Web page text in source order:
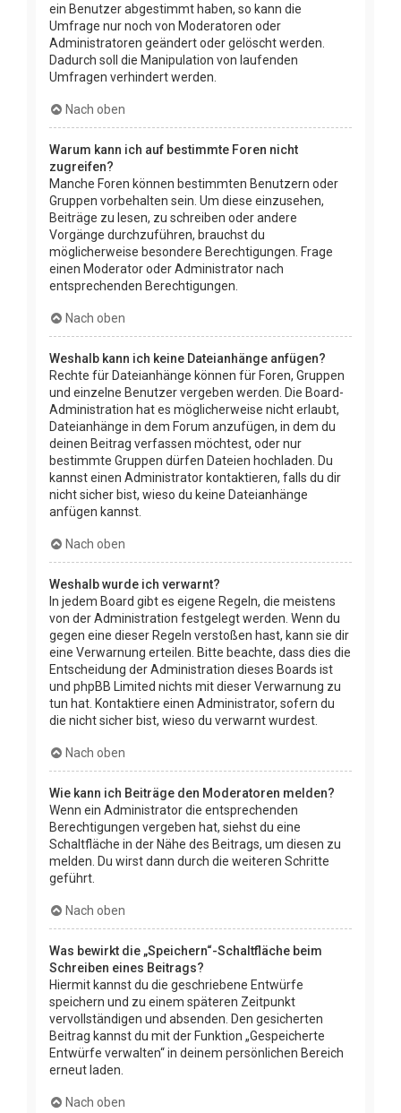
ein Benutzer abgestimmt haben, so kann die
Umfrage nur noch von Moderatoren oder
Administratoren geändert oder gelöscht werden.
Dadurch soll die Manipulation von laufenden
Umfragen verhindert werden.
Nach oben
Warum kann ich auf bestimmte Foren nicht
zugreifen?
Manche Foren können bestimmten Benutzern oder
Gruppen vorbehalten sein. Um diese einzusehen,
Beiträge zu lesen, zu schreiben oder andere
Vorgänge durchzuführen, brauchst du
möglicherweise besondere Berechtigungen. Frage
einen Moderator oder Administrator nach
entsprechenden Berechtigungen.
Nach oben
Weshalb kann ich keine Dateianhänge anfügen?
Rechte für Dateianhänge können für Foren, Gruppen
und einzelne Benutzer vergeben werden. Die Board-
Administration hat es möglicherweise nicht erlaubt,
Dateianhänge in dem Forum anzufügen, in dem du
deinen Beitrag verfassen möchtest, oder nur
bestimmte Gruppen dürfen Dateien hochladen. Du
kannst einen Administrator kontaktieren, falls du dir
nicht sicher bist, wieso du keine Dateianhänge
anfügen kannst.
Nach oben
Weshalb wurde ich verwarnt?
In jedem Board gibt es eigene Regeln, die meistens
von der Administration festgelegt werden. Wenn du
gegen eine dieser Regeln verstoßen hast, kann sie dir
eine Verwarnung erteilen. Bitte beachte, dass dies die
Entscheidung der Administration dieses Boards ist
und phpBB Limited nichts mit dieser Verwarnung zu
tun hat. Kontaktiere einen Administrator, sofern du
die nicht sicher bist, wieso du verwarnt wurdest.
Nach oben
Wie kann ich Beiträge den Moderatoren melden?
Wenn ein Administrator die entsprechenden
Berechtigungen vergeben hat, siehst du eine
Schaltfläche in der Nähe des Beitrags, um diesen zu
melden. Du wirst dann durch die weiteren Schritte
geführt.
Nach oben
Was bewirkt die „Speichern“-Schaltfläche beim
Schreiben eines Beitrags?
Hiermit kannst du die geschriebene Entwürfe
speichern und zu einem späteren Zeitpunkt
vervollständigen und absenden. Den gesicherten
Beitrag kannst du mit der Funktion „Gespeicherte
Entwürfe verwalten“ in deinem persönlichen Bereich
erneut laden.
Nach oben